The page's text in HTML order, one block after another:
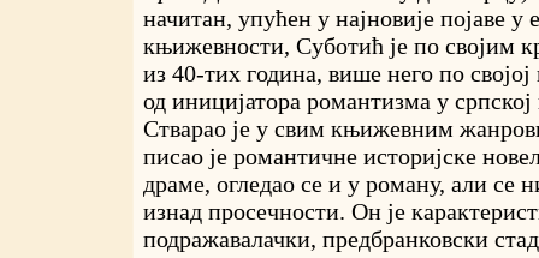
начитан, упућен у најновије појаве у
књижевности, Суботић је по својим
из 40-тих година, више него по својој
од иницијатора романтизма у
Стварао је у свим књижевним
писао је романтичне историјске
драме, огледао се и у роману, али се
изнад просечности. Он је
подражавалачки, предбранковски